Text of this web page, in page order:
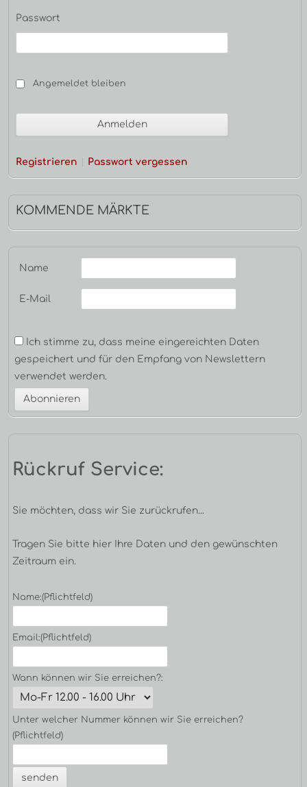
Passwort
Angemeldet bleiben
Registrieren Passwort vergessen
KOMMENDE MÄRKTE
Name
E-Mail
Ich stimme zu, dass meine eingereichten Daten
gespeichert und für den Empfang von Newslettern
verwendet werden.
Rückruf Service:
Sie möchten, dass wir Sie zurückrufen...
Tragen Sie bitte hier Ihre Daten und den gewünschten
Zeitraum ein.
Name:(Pflichtfeld)
Email:(Pflichtfeld)
Wann können wir Sie erreichen?:
Unter welcher Nummer können wir Sie erreichen?
(Pflichtfeld)